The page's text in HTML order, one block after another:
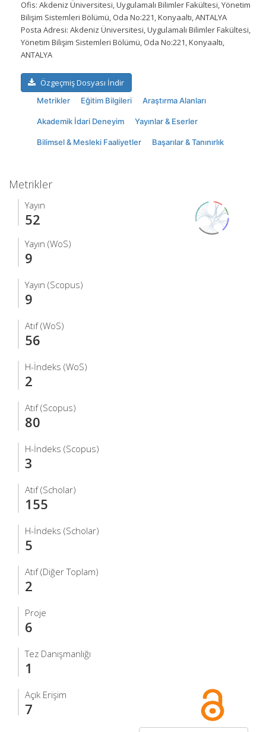
Ofis: Akdeniz Üniversitesi, Uygulamalı Bilimler Fakültesi, Yönetim
Bilişim Sistemleri Bölümü, Oda No:221, Konyaaltı, ANTALYA
Posta Adresi: Akdeniz Üniversitesi, Uygulamalı Bilimler Fakültesi,
Yönetim Bilişim Sistemleri Bölümü, Oda No:221, Konyaaltı,
ANTALYA
Özgeçmiş Dosyası İndir
Metrikler Eğitim Bilgileri Araştırma Alanları
Akademik İdari Deneyim Yayınlar & Eserler
Bilimsel & Mesleki Faaliyetler Başarılar & Tanınırlık
Metrikler
Yayın
52
Yayın (WoS)
9
Yayın (Scopus)
9
Atıf (WoS)
56
H-İndeks (WoS)
2
Atıf (Scopus)
80
H-İndeks (Scopus)
3
Atıf (Scholar)
155
H-İndeks (Scholar)
5
Atıf (Diğer Toplam)
2
Proje
6
Tez Danışmanlığı
1
Açık Erişim
7